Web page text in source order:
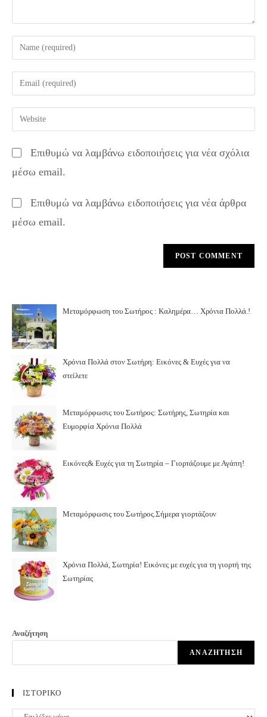
Enter
your
name
comment
Enter
your
email
address
comment
Enter
your
URL
(optional)
Επιθυμώ να λαμβάνω ειδοποιήσεις για νέα σχόλια
μέσω email.
Επιθυμώ να λαμβάνω ειδοποιήσεις για νέα άρθρα
μέσω email.
Μεταμόρφωση του Σωτήρος : Καλημέρα… Χρόνια Πολλά.!
Χρόνια Πολλά στον Σωτήρη: Εικόνες & Ευχές για να
στείλετε
Μεταμόρφωσις του Σωτήρος: Σωτήρης, Σωτηρία και
Ευμορφία Χρόνια Πολλά
Εικόνες& Ευχές για τη Σωτηρία – Γιορτάζουμε με Αγάπη!
Μεταμόρφωσις του Σωτήρος.Σήμερα γιορτάζουν
Χρόνια Πολλά, Σωτηρία! Εικόνες με ευχές για τη γιορτή της
Σωτηρίας
Αναζήτηση
ΑΝΑΖΉΤΗΣΗ
ΙΣΤΟΡΙΚΟ